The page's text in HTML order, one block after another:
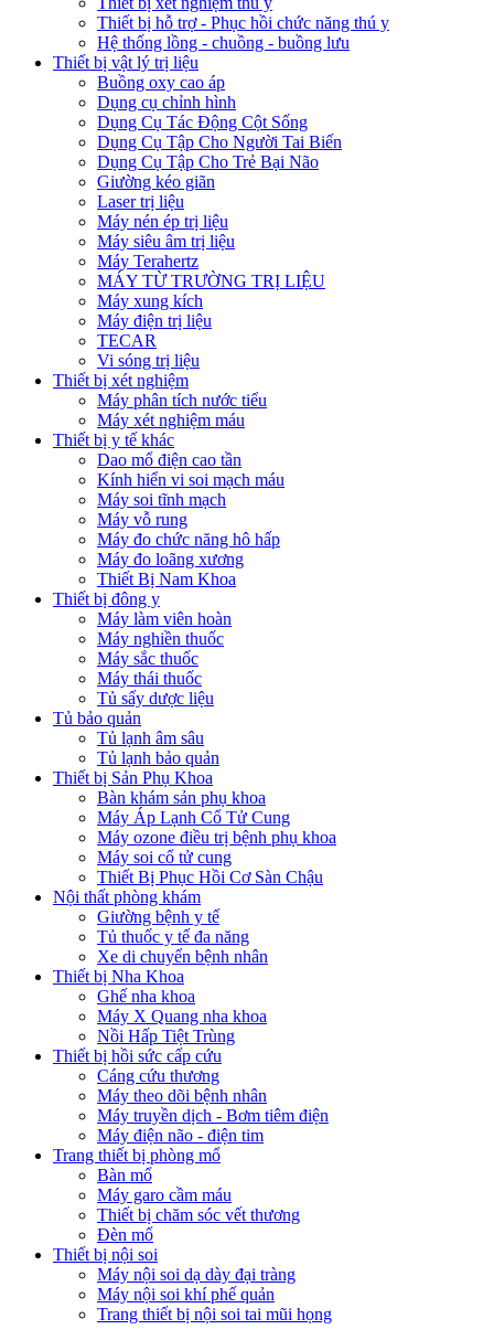
Thiết bị hỗ trợ - Phục hồi chức năng thú y
Hệ thống lồng - chuồng - buồng lưu
Thiết bị vật lý trị liệu
Buồng oxy cao áp
Dụng cụ chỉnh hình
Dụng Cụ Tác Động Cột Sống
Dụng Cụ Tập Cho Người Tai Biến
Dụng Cụ Tập Cho Trẻ Bại Não
Giường kéo giãn
Laser trị liệu
Máy nén ép trị liệu
Máy siêu âm trị liệu
Máy Terahertz
MÁY TỪ TRƯỜNG TRỊ LIỆU
Máy xung kích
Máy điện trị liệu
TECAR
Vi sóng trị liệu
Thiết bị xét nghiệm
Máy phân tích nước tiểu
Máy xét nghiệm máu
Thiết bị y tế khác
Dao mổ điện cao tần
Kính hiển vi soi mạch máu
Máy soi tĩnh mạch
Máy vỗ rung
Máy đo chức năng hô hấp
Máy đo loãng xương
Thiết Bị Nam Khoa
Thiết bị đông y
Máy làm viên hoàn
Máy nghiền thuốc
Máy sắc thuốc
Máy thái thuốc
Tủ sấy dược liệu
Tủ bảo quản
Tủ lạnh âm sâu
Tủ lạnh bảo quản
Thiết bị Sản Phụ Khoa
Bàn khám sản phụ khoa
Máy Áp Lạnh Cổ Tử Cung
Máy ozone điều trị bệnh phụ khoa
Máy soi cổ tử cung
Thiết Bị Phục Hồi Cơ Sàn Chậu
Nội thất phòng khám
Giường bệnh y tế
Tủ thuốc y tế đa năng
Xe di chuyển bệnh nhân
Thiết bị Nha Khoa
Ghế nha khoa
Máy X Quang nha khoa
Nồi Hấp Tiệt Trùng
Thiết bị hồi sức cấp cứu
Cáng cứu thương
Máy theo dõi bệnh nhân
Máy truyền dịch - Bơm tiêm điện
Máy điện não - điện tim
Trang thiết bị phòng mổ
Bàn mổ
Máy garo cầm máu
Thiết bị chăm sóc vết thương
Đèn mổ
Thiết bị nội soi
Máy nội soi dạ dày đại tràng
Máy nội soi khí phế quản
Trang thiết bị nội soi tai mũi họng